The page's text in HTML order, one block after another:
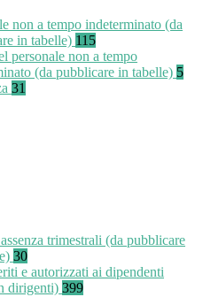
non a tempo indeterminato (da
in tabelle) 115
personale non a tempo
(da pubblicare in tabelle) 5
31
trimestrali (da pubblicare
30
e autorizzati ai dipendenti
dirigenti) 399